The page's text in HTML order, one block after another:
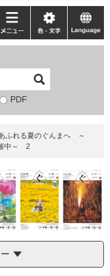
PDF
色・
文
language
ふれる夏のぐんまへ ～
中～ 2